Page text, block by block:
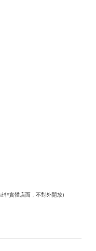
非實體店面，不對外開放)